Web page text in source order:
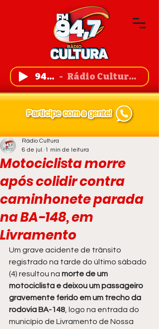
94,7 FM Rádio Cultura de Guanambi
Motociclista morre
após colidir contra
caminhonete parada
na BA-148, em
Livramento
Rádio Cultura
6 de jul. 1 min de leitura
Um grave acidente de trânsito
registrado na tarde do último sábado
(4) resultou na morte de um
motociclista e deixou um passageiro
gravemente ferido em um trecho da
rodovia BA-148 , logo na entrada do
município de Livramento de Nossa